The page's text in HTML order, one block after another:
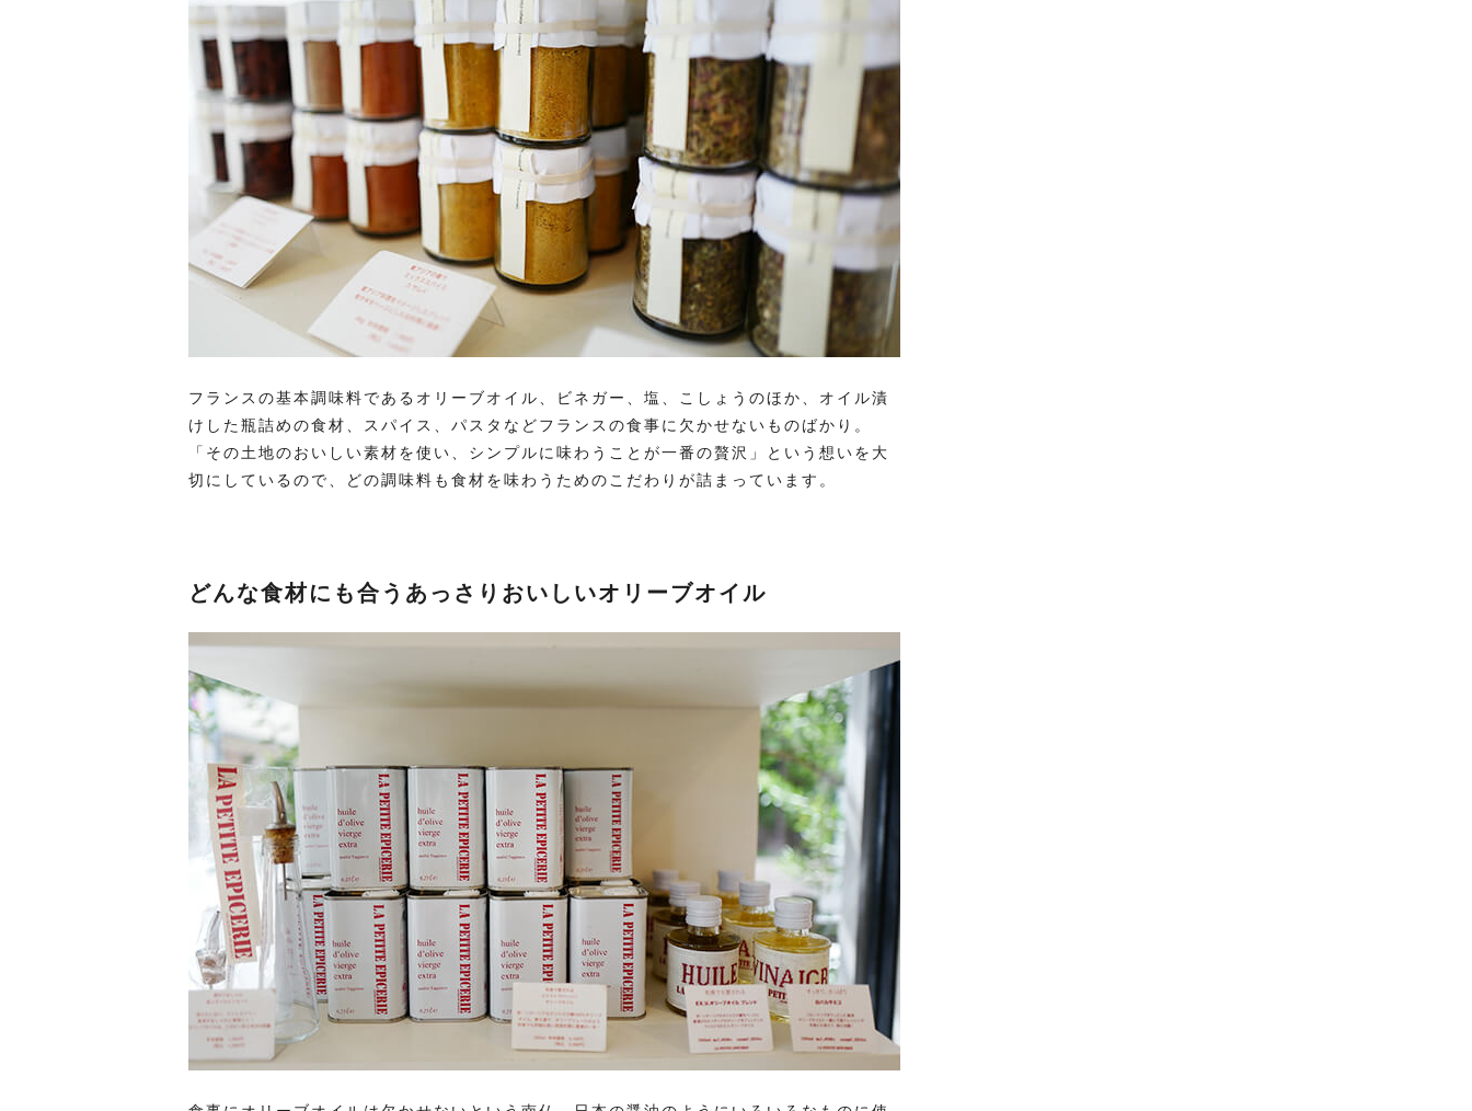
フランスの基本調味料であるオリーブオイル、ビネガー、塩、こしょうのほか、オイル漬
けした瓶詰めの食材、スパイス、パスタなどフランスの食事に欠かせないものばかり。
「その土地のおいしい素材を使い、シンプルに味わうことが一番の贅沢」という想いを大
切にしているので、どの調味料も食材を味わうためのこだわりが詰まっています。
どんな食材にも合うあっさりおいしいオリーブオイル